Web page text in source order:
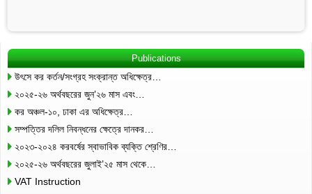
Publications
উৎসে কর কর্তন/সংগ্রহ সংক্রান্ত অধিক্ষেত্র…
২০২৫-২৬ অর্থবছরের জুন’২৬ মাস এবং…
কর অঞ্চল-১০, ঢাকা এর অধিক্ষেত্র…
সম্পত্তির দলিল নিবন্ধনের ক্ষেত্রে দানকর…
২০২৩-২০২৪ করবর্ষের স্বাভাবিক ব্যক্তি শ্রেণির…
২০২৫-২৬ অর্থবছরের জুলাই’২৫ মাস থেকে…
VAT Instruction